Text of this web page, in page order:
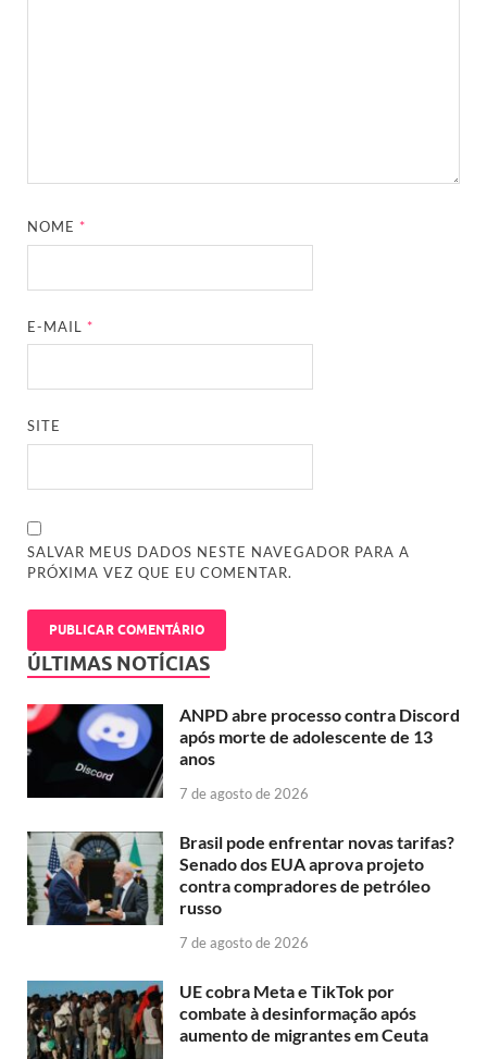
NOME*
E-MAIL*
SITE
SALVAR MEUS DADOS NESTE NAVEGADOR PARA A
PRÓXIMA VEZ QUE EU COMENTAR.
ÚLTIMAS NOTÍCIAS
ANPD abre processo contra Discord
após morte de adolescente de 13
anos
7 de agosto de 2026
Brasil pode enfrentar novas tarifas?
Senado dos EUA aprova projeto
contra compradores de petróleo
russo
7 de agosto de 2026
UE cobra Meta e TikTok por
combate à desinformação após
aumento de migrantes em Ceuta